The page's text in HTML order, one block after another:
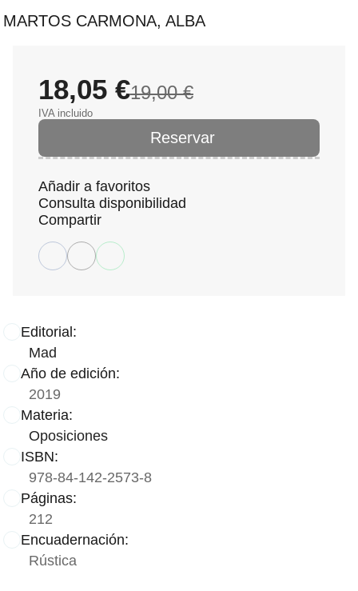
MARTOS CARMONA, ALBA
Editorial:
Mad
Año de edición:
2019
Materia:
Oposiciones
ISBN:
978-84-142-2573-8
Páginas:
212
Encuadernación:
Rústica
19,00 €
18,05 €
IVA incluido
Reservar
Añadir a favoritos
Consulta disponibilidad
Compartir